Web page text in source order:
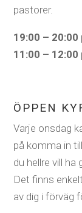
pastorer.
19:00 – 20:00
11:00 – 12:00
ÖPPEN
Varje onsdag
på komma in
du hellre vill
Det finns
av dig i förväg